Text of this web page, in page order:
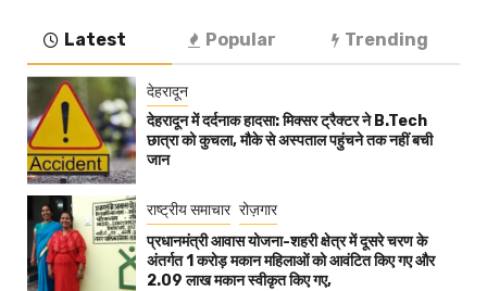
Latest Popular Trending
देहरादून
देहरादून में दर्दनाक हादसा: मिक्सर ट्रैक्टर ने B.Tech
छात्रा को कुचला, मौके से अस्पताल पहुंचने तक नहीं बची
जान
राष्ट्रीय समाचार रोज़गार
प्रधानमंत्री आवास योजना-शहरी क्षेत्र में दूसरे चरण के
अंतर्गत 1 करोड़ मकान महिलाओं को आवंटित किए गए और
2.09 लाख मकान स्वीकृत किए गए,